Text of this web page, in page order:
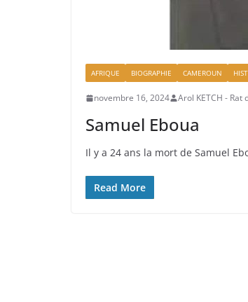
AFRIQUE BIOGRAPHIE CAMEROUN
novembre 16, 2024 Arol KETCH - Rat
Samuel Eboua
Il y a 24 ans la mort de Samuel
Read More